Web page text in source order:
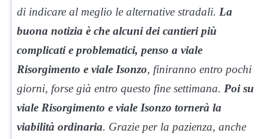
di indicare al meglio le alternative stradali. La
buona notizia è che alcuni dei cantieri più
complicati e problematici, penso a viale
Risorgimento e viale Isonzo, finiranno entro pochi
giorni, forse già entro questo fine settimana. Poi su
viale Risorgimento e viale Isonzo tornerà la
viabilità ordinaria. Grazie per la pazienza, anche